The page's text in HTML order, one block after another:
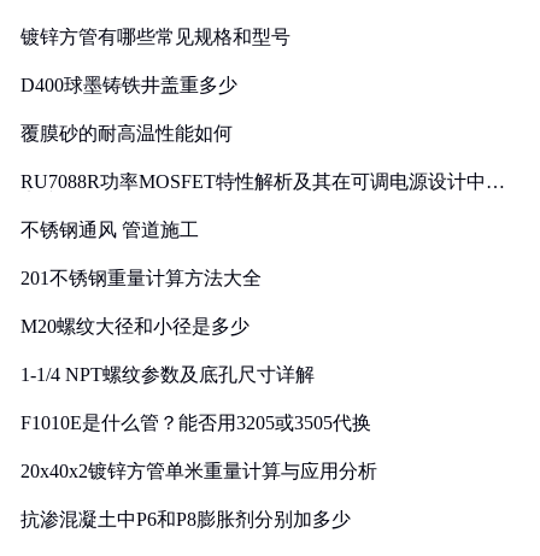
镀锌方管有哪些常见规格和型号
D400球墨铸铁井盖重多少
覆膜砂的耐高温性能如何
RU7088R功率MOSFET特性解析及其在可调电源设计中的
不锈钢通风 管道施工
201不锈钢重量计算方法大全
M20螺纹大径和小径是多少
1-1/4 NPT螺纹参数及底孔尺寸详解
F1010E是什么管？能否用3205或3505代换
20x40x2镀锌方管单米重量计算与应用分析
抗渗混凝土中P6和P8膨胀剂分别加多少